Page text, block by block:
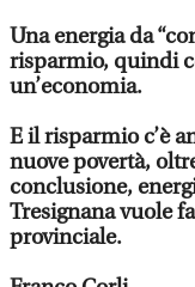
Una energia da
risparmio, quindi
un’economia.
E il risparmio c’è
nuove povertà,
conclusione,
Tresignana vuole
provinciale.